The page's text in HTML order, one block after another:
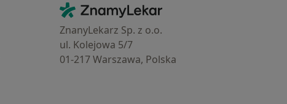
Kontakt
ZnamyLekar - Hlavní stránka
ZnanyLekarz Sp. z o.o.
ul. Kolejowa 5/7
01-217 Warszawa, Polska